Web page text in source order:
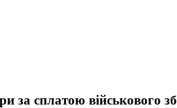
за сплатою військового